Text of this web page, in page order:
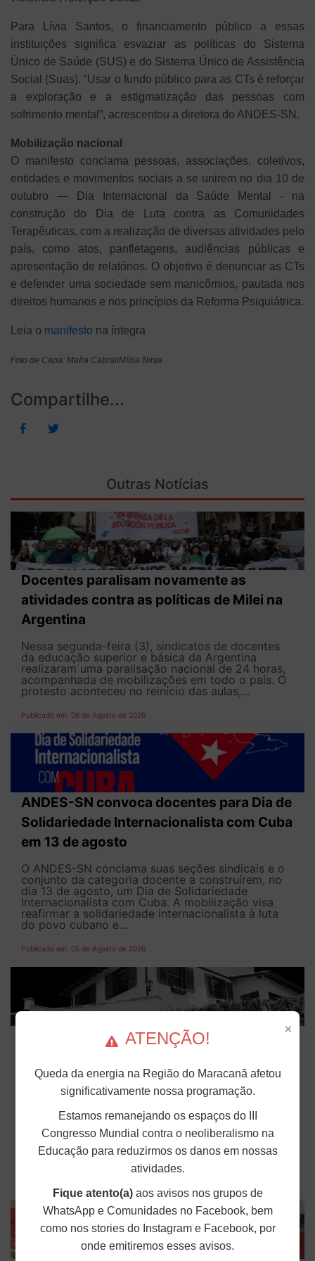
Para Lívia Santos, o financiamento público a essas
instituições significa esvaziar as políticas do Sistema
Único de Saúde (SUS) e do Sistema Único de Assistência
Social (Suas). “Usar o fundo público para as CTs é reforçar
a exploração e a estigmatização das pessoas com
sofrimento mental”, acrescentou a diretora do ANDES-SN.
Mobilização nacional
O manifesto conclama pessoas, associações, coletivos,
entidades e movimentos sociais a se unirem no dia 10 de
outubro — Dia Internacional da Saúde Mental - na
construção do Dia de Luta contra as Comunidades
Terapêuticas, com a realização de diversas atividades pelo
país, como atos, panfletagens, audiências públicas e
apresentação de relatórios. O objetivo é denunciar as CTs
e defender uma sociedade sem manicômios, pautada nos
direitos humanos e nos princípios da Reforma Psiquiátrica.
Leia o manifesto na íntegra
Foto de Capa: Maíra Cabral/Mídia Ninja
Compartilhe...
Outras Notícias
Docentes paralisam novamente as
atividades contra as políticas de Milei na
Argentina
Nessa segunda-feira (3), sindicatos de docentes
da educação superior e básica da Argentina
realizaram uma paralisação nacional de 24 horas,
acompanhada de mobilizações em todo o país. O
protesto aconteceu no reinício das aulas,...
Publicado em: 06 de Agosto de 2026
ANDES-SN convoca docentes para Dia de
Solidariedade Internacionalista com Cuba
em 13 de agosto
O ANDES-SN conclama suas seções sindicais e o
conjunto da categoria docente a construírem, no
dia 13 de agosto, um Dia de Solidariedade
Internacionalista com Cuba. A mobilização visa
reafirmar a solidariedade internacionalista à luta
do povo cubano e...
Publicado em: 05 de Agosto de 2026
Em decisão inédita, Justiça Federal
estupro
Em uma decisão considerada histórica, a 2ª Vara
Federal Criminal do Rio de Janeiro condenou o
sargento reformado do Exército, Antônio Waneir
Pinheiro de Lima, conhecido como "Camarão”,
pelos crimes de sequestro, cárcere privado
qualificado e...
×
ATENÇÃO!
Queda da energia na Região do Maracanã afetou
significativamente nossa programação.
Estamos remanejando os espaços do III
Congresso Mundial contra o neoliberalismo na
Educação para reduzirmos os danos em nossas
atividades.
Fique atento(a)aos avisos nos grupos de
WhatsApp e Comunidades no Facebook, bem
como nos stories do Instagram e Facebook, por
onde emitiremos esses avisos.